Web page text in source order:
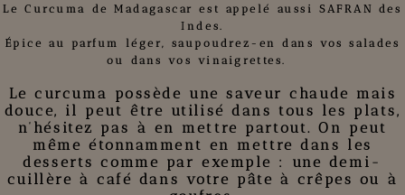
LeCurcuma de Madagascar
est appelé aussi SAFRAN des
Indes.
Épice au parfum léger, saupoudrez-en dans vos salades
ou dans vos vinaigrettes.
Le curcuma possède une saveur chaude mais
douce, il peut être utilisé dans tous les plats,
n’hésitez pas à en mettre partout. On peut
même étonnamment en mettre dans les
desserts comme par exemple : une demi-
cuillère à café dans votre pâte à crêpes ou à